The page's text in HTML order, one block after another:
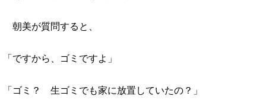
朝美が質問すると、
「ですから、ゴミですよ」
「ゴミ？ 生ゴミでも家に放置していたの？」